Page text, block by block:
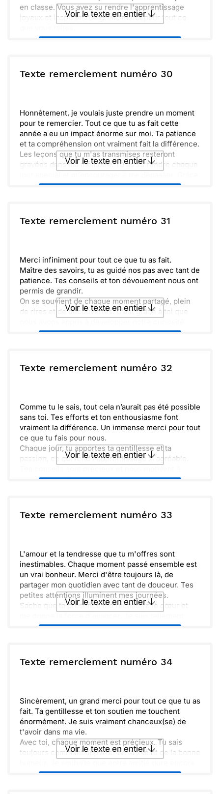
en classe. Vous avez su rendre l'apprentissage
joyeux et inspirant. Un grand merci pour tout ce
Voir le texte en entier
ou : Copier Recevoir par mail
Texte remerciement numéro 30
Honnêtement, je voulais juste prendre un moment
pour te remercier. Tout ce que tu as fait cette
année a eu un impact énorme sur moi. Ta patience
et ta compréhension ont vraiment fait la différence.
Les leçons que tu m'as transmises resteront
gravées dans ma mémoire. Tu as su rendre chaque
à toi, j'ai découvert de nouvelles passions.
d'inspiration pour moi, et je suis impatient de
continuer à apprendre à tes côtés. Merci pour ta
Voir le texte en entier
ou : Copier Recevoir par mail
Texte remerciement numéro 31
Merci infiniment pour tout ce que tu as fait.
Maître des savoirs, tu as guidé nos pas avec tant de
patience. Tes conseils et ton dévouement nous ont
permis de grandir.
On se souvient de chaque moment partagé, plein
de rires et de découvertes. C’est grâce à toi que
Véritable source d’inspiration, tu as semé des
Voir le texte en entier
ou : Copier Recevoir par mail
Texte remerciement numéro 32
Comme tu le sais, tout cela n’aurait pas été possible
sans toi. Tes efforts et ton enthousiasme font
vraiment la différence. Un immense merci pour tout
ce que tu fais pour nous.
Chaque jour, tu apportes ta gentillesse et ta
passion, ce qui rend l'apprentissage si agréable.
donner le meilleur de nous-mêmes.
vraiment une personne exceptionnelle !
Voir le texte en entier
ou : Copier Recevoir par mail
Texte remerciement numéro 33
L'amour et la tendresse que tu m'offres sont
inestimables. Chaque moment passé ensemble est
un vrai bonheur. Merci d'être toujours là, de
partager mon quotidien avec tant de douceur. Tes
petites attentions illuminent mes journées.
Sache que ta présence me réchauffe le cœur et
reconnaissant(e) pour tout ce que tu fais. Tu es
l'espère.
Voir le texte en entier
ou : Copier Recevoir par mail
Texte remerciement numéro 34
Sincèrement, un grand merci pour tout ce que tu as
fait. Ta gentillesse et ton soutien me touchent
énormément. Je suis vraiment chanceux(se) de
t'avoir dans ma vie.
Avec toi, chaque moment est précieux. Tu sais
toujours comment apporter de la joie et de la bonne
longtemps et que nous puissions partager plein de
Voir le texte en entier